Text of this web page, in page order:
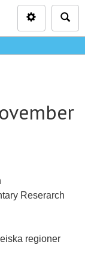
Reserarch
regioner